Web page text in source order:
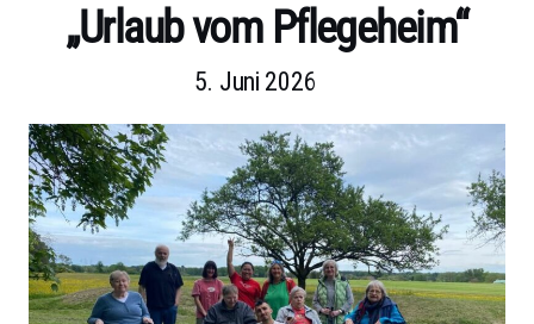
Kategorien„Urlaub vom Pflegeheim“
5. Juni 2026